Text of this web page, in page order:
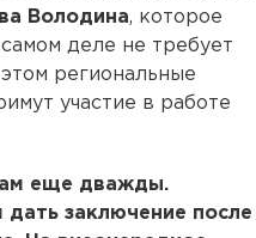
Володина, которое
деле не требует
региональные
участие в работе
еще дважды.
заключение после